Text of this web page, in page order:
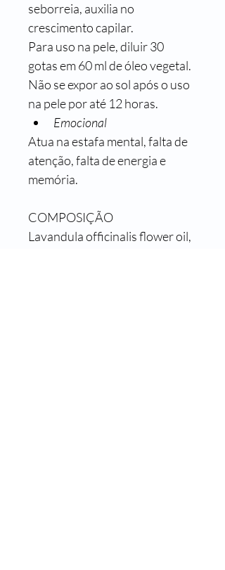
seborreia, auxilia no
crescimento capilar.
Para uso na pele, diluir 30
gotas em 60 ml de óleo vegetal.
Não se expor ao sol após o uso
na pele por até 12 horas.
Emocional
Atua na estafa mental, falta de
atenção, falta de energia e
memória.
COMPOSIÇÃO
Lavandula officinalis flower oil,